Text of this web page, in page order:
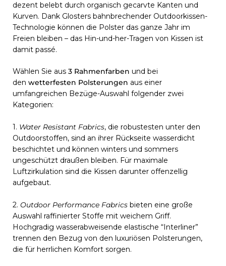
dezent belebt durch organisch gecarvte Kanten und
Kurven. Dank Glosters bahnbrechender Outdoorkissen-
Technologie können die Polster das ganze Jahr im
Freien bleiben – das Hin-und-her-Tragen von Kissen ist
damit passé.
Wählen Sie aus 3 Rahmenfarben und bei
den wetterfesten Polsterungen aus einer
umfangreichen Bezüge-Auswahl folgender zwei
Kategorien:
1. Water Resistant Fabrics, die robustesten unter den
Outdoorstoffen, sind an ihrer Rückseite wasserdicht
beschichtet und können winters und sommers
ungeschützt draußen bleiben. Für maximale
Luftzirkulation sind die Kissen darunter offenzellig
aufgebaut.
2. Outdoor Performance Fabrics bieten eine große
Auswahl raffinierter Stoffe mit weichem Griff.
Hochgradig wasserabweisende elastische “Interliner”
trennen den Bezug von den luxuriösen Polsterungen,
die für herrlichen Komfort sorgen.